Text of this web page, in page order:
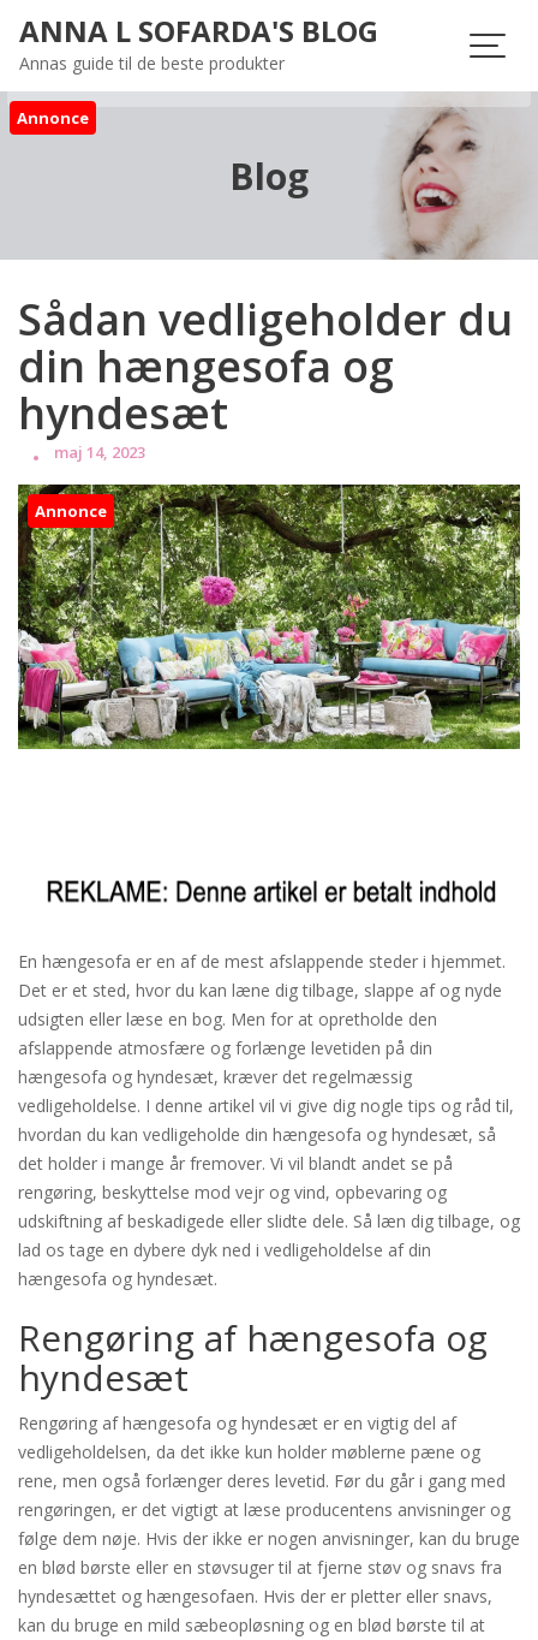
content
ANNA L SOFARDA'S BLOG
Annas guide til de beste produkter
Annonce
Blog
Sådan vedligeholder du
din hængesofa og
hyndesæt
maj 14, 2023
Annonce
En hængesofa er en af de mest afslappende steder i hjemmet.
Det er et sted, hvor du kan læne dig tilbage, slappe af og nyde
udsigten eller læse en bog. Men for at opretholde den
afslappende atmosfære og forlænge levetiden på din
hængesofa og hyndesæt, kræver det regelmæssig
vedligeholdelse. I denne artikel vil vi give dig nogle tips og råd til,
hvordan du kan vedligeholde din hængesofa og hyndesæt, så
det holder i mange år fremover. Vi vil blandt andet se på
rengøring, beskyttelse mod vejr og vind, opbevaring og
udskiftning af beskadigede eller slidte dele. Så læn dig tilbage, og
lad os tage en dybere dyk ned i vedligeholdelse af din
hængesofa og hyndesæt.
Rengøring af hængesofa og
hyndesæt
Rengøring af hængesofa og hyndesæt er en vigtig del af
vedligeholdelsen, da det ikke kun holder møblerne pæne og
rene, men også forlænger deres levetid. Før du går i gang med
rengøringen, er det vigtigt at læse producentens anvisninger og
følge dem nøje. Hvis der ikke er nogen anvisninger, kan du bruge
en blød børste eller en støvsuger til at fjerne støv og snavs fra
hyndesættet og hængesofaen. Hvis der er pletter eller snavs,
kan du bruge en mild sæbeopløsning og en blød børste til at